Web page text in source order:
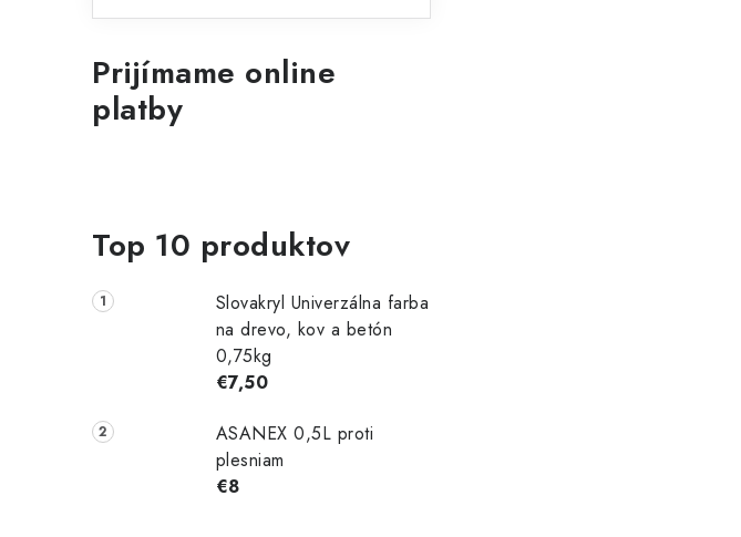
Prijímame online
platby
Top 10 produktov
Slovakryl Univerzálna farba
na drevo, kov a betón
0,75kg
€7,50
ASANEX 0,5L proti
plesniam
€8